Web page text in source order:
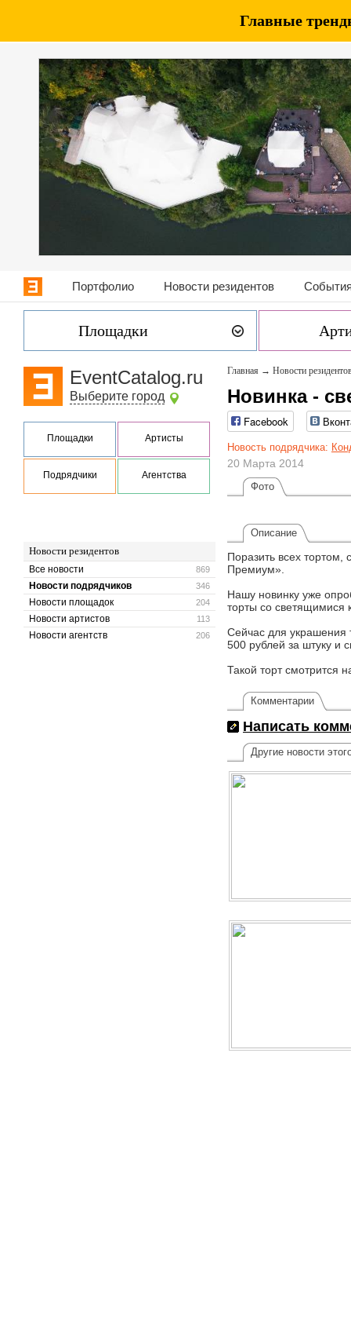
Главные
Портфолио Новости резидентов
Площадки
EventCatalog.ru
Выберите город
Площадки Артисты
Подрядчики Агентства
Новости резидентов
869
Все новости
346
Новости подрядчиков
204
Новости площадок
113
Новости артистов
206
Новости агентств
Главная → Новости
Новинка -
Facebook
Новость подрядчика:
20 Марта 2014
Фото
Описание
Поразить всех тортом,
Премиум».
Нашу новинку уже
торты со светящимися
Сейчас для украшения
500 рублей за штуку и
Такой торт смотрится
Комментарии
Написать
Другие новости